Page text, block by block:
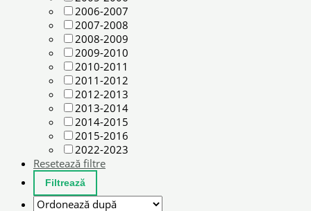
2006-2007
2007-2008
2008-2009
2009-2010
2010-2011
2011-2012
2012-2013
2013-2014
2014-2015
2015-2016
2022-2023
Resetează filtre